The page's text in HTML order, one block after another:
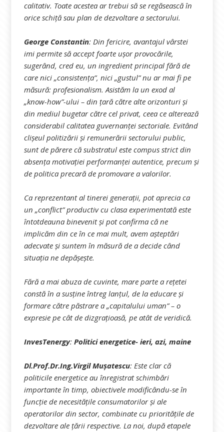
calitativ. Toate acestea ar trebui să se regăsească în
orice schiță sau plan de dezvoltare a sectorului.
George Constantin:Din fericire, avantajul vârstei
imi permite să accept foarte ușor provocările,
sugerând, cred eu, un ingredient principal fără de
care nici „consistența”, nici „gustul” nu ar mai fi pe
măsură: profesionalism. Asistăm la un exod al
„know-how”-ului – din țară către alte orizonturi și
din mediul bugetar către cel privat, ceea ce alterează
considerabil calitatea guvernanței sectoriale. Evitând
clișeul politizării și remunerării sectorului public,
sunt de părere că substratul este compus strict din
absența motivației performanței autentice, precum și
de politica precară de promovare a valorilor.
Ca reprezentant al tinerei generații, pot aprecia ca
un „conflict” productiv cu clasa experimentată este
întotdeauna binevenit și pot confirma că ne
implicăm din ce în ce mai mult, avem așteptări
adecvate și suntem în măsură de a decide când
situația ne depășește.
Fără a mai abuza de cuvinte, mare parte a rețetei
constă în a susține întreg lanțul, de la educare și
formare către păstrare a „capitalului uman” – o
expresie pe cât de dizgrațioasă, pe atât de veridică.
InvesTenergy:Politici energetice- ieri, azi, maine
Dl.Prof.Dr.Ing.Virgil Mușatescu: Este clar că
politicile energetice au înregistrat schimbări
importante în timp, obiectivele modificându-se în
funcție de necesitățile consumatorilor și ale
operatorilor din sector, combinate cu prioritățile de
dezvoltare ale țării respective. La noi, după etapele